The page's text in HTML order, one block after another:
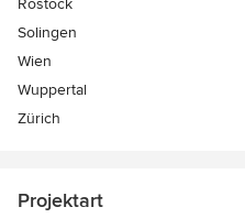
Rostock
Solingen
Wien
Wuppertal
Zürich
Projektart